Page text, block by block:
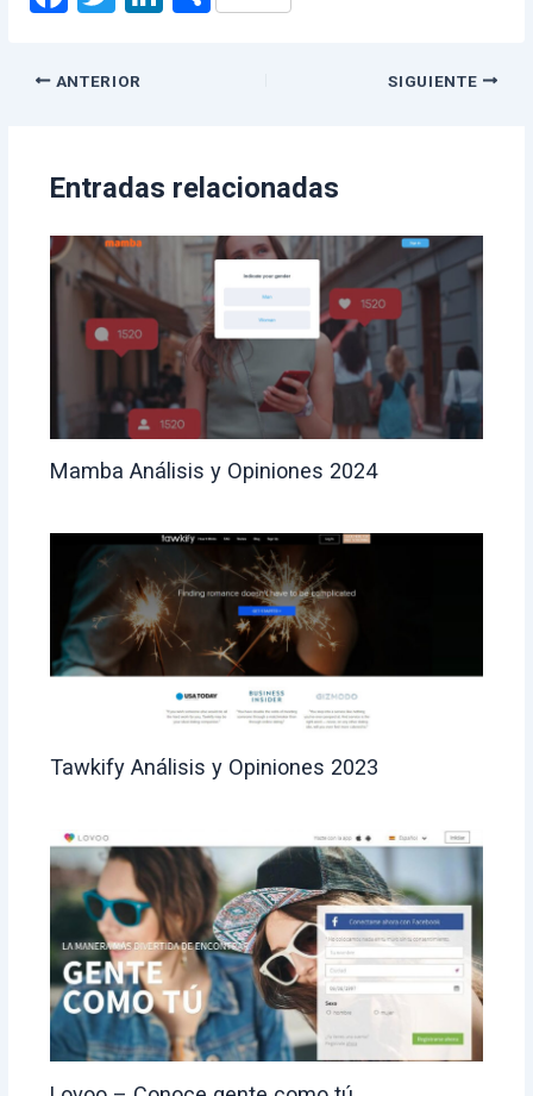
ce
o
tt
tir
ANTERIOR SIGUIENTE
Entradas relacionadas
Mamba Análisis y Opiniones 2024
Tawkify Análisis y Opiniones 2023